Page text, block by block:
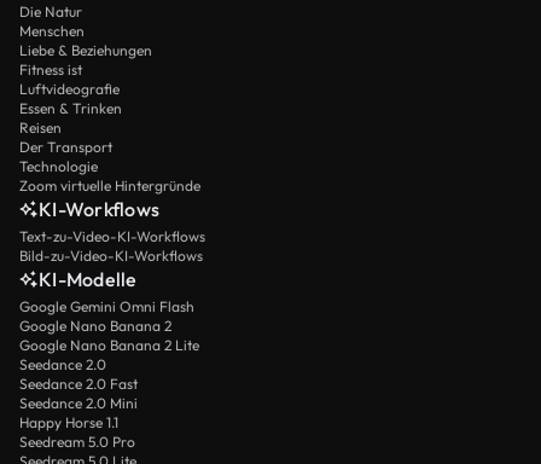
Die Natur
Menschen
Liebe & Beziehungen
Fitness ist
Luftvideografie
Essen & Trinken
Reisen
Der Transport
Technologie
Zoom virtuelle Hintergründe
KI-Workflows
Text-zu-Video-KI-Workflows
Bild-zu-Video-KI-Workflows
KI-Modelle
Google Gemini Omni Flash
Google Nano Banana 2
Google Nano Banana 2 Lite
Seedance 2.0
Seedance 2.0 Fast
Seedance 2.0 Mini
Happy Horse 1.1
Seedream 5.0 Pro